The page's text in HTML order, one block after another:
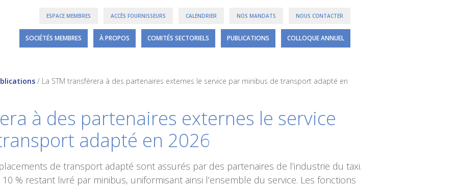
ESPACE MEMBRES ACCÈS FOURNISSEURS CALENDRIER NOS MANDATS NOUS CONTACTER
SOCIÉTÉS MEMBRES À PROPOS COMITÉS SECTORIELS PUBLICATIONS COLLOQUE ANNUEL
/ La STM transférera à des partenaires externes le service par minibus de transport adapté en
à des partenaires externes le service
adapté en 2026
de transport adapté sont assurés par des partenaires de l’industrie du taxi.
% restant livré par minibus, uniformisant ainsi l’ensemble du service. Les fonctions